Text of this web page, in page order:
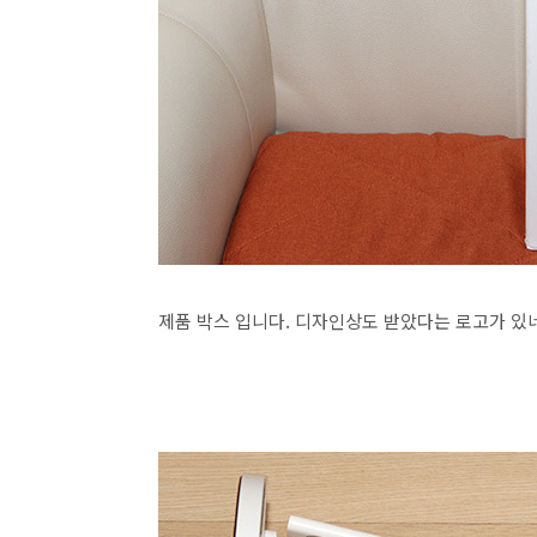
제품 박스 입니다. 디자인상도 받았다는 로고가 있